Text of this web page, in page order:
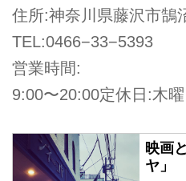
住所:神奈川県藤沢市鵠
TEL:0466−33−5393
営業時間:
9:00〜20:00定休日:木曜
映画
ヤ」